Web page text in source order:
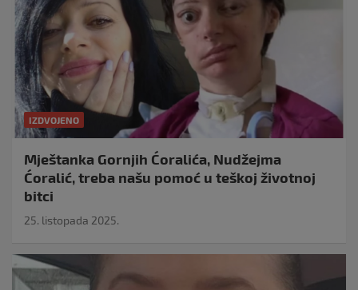
IZDVOJENO
Mještanka Gornjih Ćoralića, Nudžejma
Ćoralić, treba našu pomoć u teškoj životnoj
bitci
25. listopada 2025.